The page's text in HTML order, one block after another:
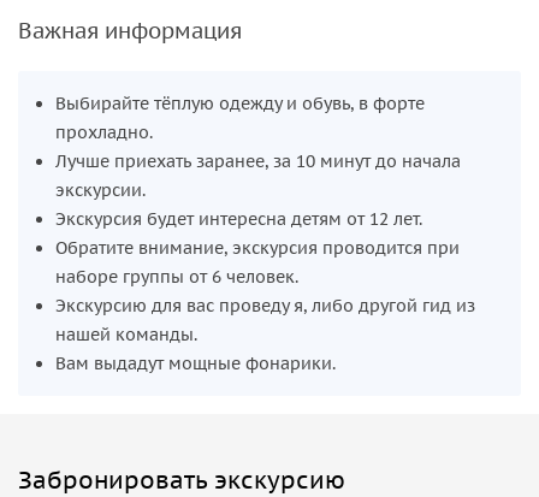
Важная информация
Выбирайте тёплую одежду и обувь, в форте
прохладно.
Лучше приехать заранее, за 10 минут до начала
экскурсии.
Экскурсия будет интересна детям от 12 лет.
Обратите внимание, экскурсия проводится при
наборе группы от 6 человек.
Экскурсию для вас проведу я, либо другой гид из
нашей команды.
Вам выдадут мощные фонарики.
Забронировать экскурсию